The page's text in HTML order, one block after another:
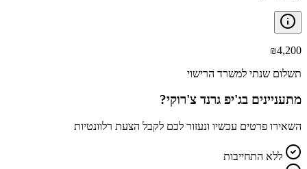
₪4,200
תשלום שנתי למשרד הרישוי
מתעניינים בג'יפ גרנד צ'רוקי?
השאירו פרטים עכשיו ונעזור לכם לקבל הצעת רלוונטיות
ללא התחייבות